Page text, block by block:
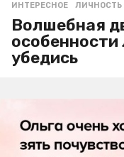
ИНТЕРЕСНОЕ ЛИЧНОСТЬ
Волшебная
убедись